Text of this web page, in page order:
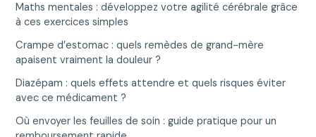
Maths mentales : développez votre agilité cérébrale grâce
à ces exercices simples
Crampe d’estomac : quels remèdes de grand-mère
apaisent vraiment la douleur ?
Diazépam : quels effets attendre et quels risques éviter
avec ce médicament ?
Où envoyer les feuilles de soin : guide pratique pour un